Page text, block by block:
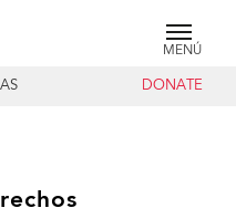
MENÚ
DONATE